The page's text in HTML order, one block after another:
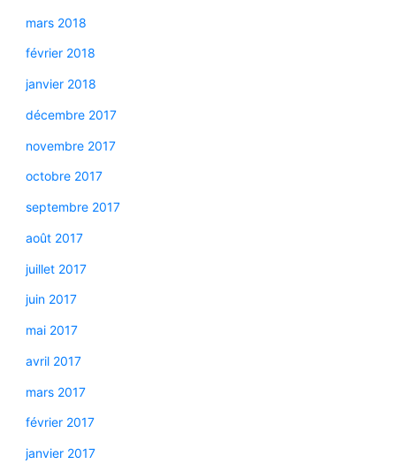
mars 2018
février 2018
janvier 2018
décembre 2017
novembre 2017
octobre 2017
septembre 2017
août 2017
juillet 2017
juin 2017
mai 2017
avril 2017
mars 2017
février 2017
janvier 2017